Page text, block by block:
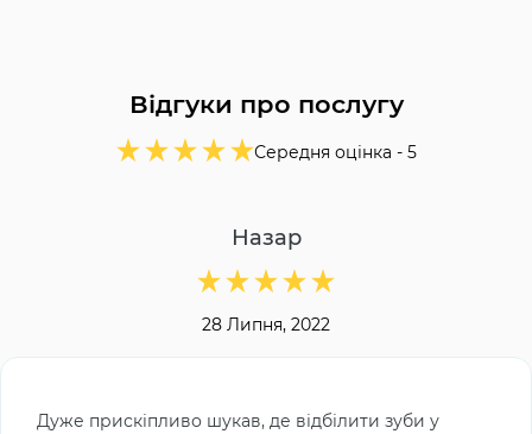
Відгуки про послугу
Середня оцінка - 5
Назар
28 Липня, 2022
Дуже прискіпливо шукав, де відбілити зуби у